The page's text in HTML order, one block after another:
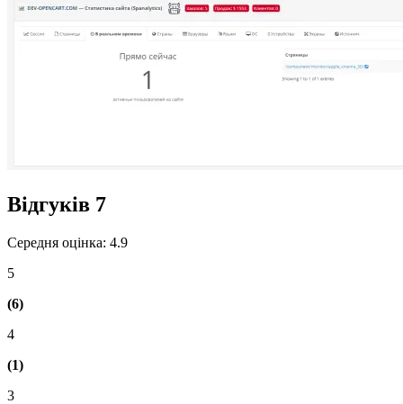
Відгуків 7
Середня оцінка: 4.9
5
(6)
4
(1)
3